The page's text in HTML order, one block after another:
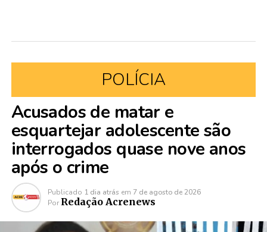
POLÍCIA
Acusados de matar e
esquartejar adolescente são
interrogados quase nove anos
após o crime
Publicado 1 dia atrás em 7 de agosto de 2026
Por Redação Acrenews